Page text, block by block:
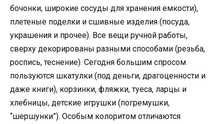
бочонки, широкие сосуды для хранения емкости),
плетеные поделки и сшивные изделия (посуда,
украшения и прочее). Все вещи ручной работы,
сверху декорированы разными способами (резьба,
роспись, теснение). Сегодня большим спросом
пользуются шкатулки (под деньги, драгоценности и
даже книги), корзинки, фляжки, туеса, ларцы и
хлебницы, детские игрушки (погремушки,
“шершунки”). Особым колоритом отличаются